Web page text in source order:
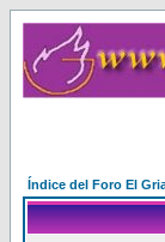
Índice del Foro El